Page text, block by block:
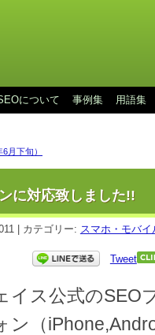
について 事例集 用語集
月下旬）
に対応致しました!!
| カテゴリー: スマホ・モバイ
Tweet
イス公式のSEO
ン（